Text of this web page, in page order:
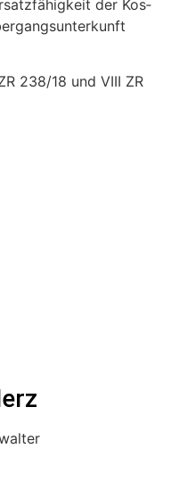
der Kos­
238/18 und VIII ZR